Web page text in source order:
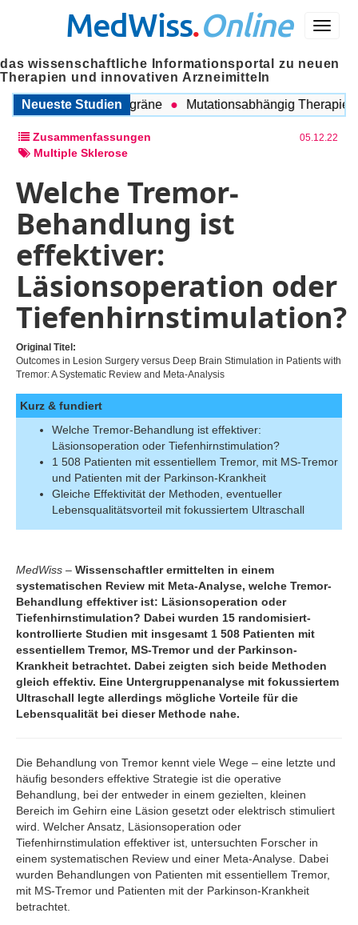
Menü
MedWiss.Online
das wissenschaftliche Informationsportal zu neuen
Therapien und innovativen Arzneimitteln
Neueste Studien
COPD und Migräne Mutationsabhängig Therapie
Zusammenfassungen 05.12.22
Multiple Sklerose
Welche Tremor-
Behandlung ist
effektiver:
Läsionsoperation oder
Tiefenhirnstimulation?
Original Titel:
Outcomes in Lesion Surgery versus Deep Brain Stimulation in Patients with
Tremor: A Systematic Review and Meta-Analysis
Kurz & fundiert
Welche Tremor-Behandlung ist effektiver:
Läsionsoperation oder Tiefenhirnstimulation?
1 508 Patienten mit essentiellem Tremor, mit MS-Tremor
und Patienten mit der Parkinson-Krankheit
Gleiche Effektivität der Methoden, eventueller
Lebensqualitätsvorteil mit fokussiertem Ultraschall
MedWiss – Wissenschaftler ermittelten in einem
systematischen Review mit Meta-Analyse, welche Tremor-
Behandlung effektiver ist: Läsionsoperation oder
Tiefenhirnstimulation? Dabei wurden 15 randomisiert-
kontrollierte Studien mit insgesamt 1 508 Patienten mit
essentiellem Tremor, MS-Tremor und der Parkinson-
Krankheit betrachtet. Dabei zeigten sich beide Methoden
gleich effektiv. Eine Untergruppenanalyse mit fokussiertem
Ultraschall legte allerdings mögliche Vorteile für die
Lebensqualität bei dieser Methode nahe.
Die Behandlung von Tremor kennt viele Wege – eine letzte und
häufig besonders effektive Strategie ist die operative
Behandlung, bei der entweder in einem gezielten, kleinen
Bereich im Gehirn eine Läsion gesetzt oder elektrisch stimuliert
wird. Welcher Ansatz, Läsionsoperation oder
Tiefenhirnstimulation effektiver ist, untersuchten Forscher in
einem systematischen Review und einer Meta-Analyse. Dabei
wurden Behandlungen von Patienten mit essentiellem Tremor,
mit MS-Tremor und Patienten mit der Parkinson-Krankheit
betrachtet.